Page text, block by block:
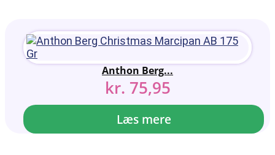
Anthon Berg...
kr. 75,95
Læs mere